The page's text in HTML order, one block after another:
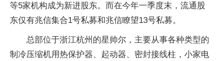
等5家机构成为新进股东。而在今年一季度末，流通股
东仅有兆信集合1号私募和兆信瞭望13号私募。
总部位于浙江杭州的星帅尔，主要从事各种类型的
制冷压缩机用热保护器、起动器、密封接线柱，小家电